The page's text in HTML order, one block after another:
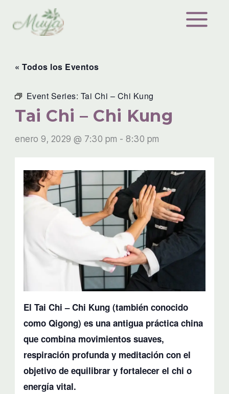
contenido
« Todos los Eventos
Event Series: Tai Chi – Chi Kung
Tai Chi – Chi Kung
enero 9, 2029 @ 7:30 pm -8:30 pm
El Tai Chi – Chi Kung (también conocido
como Qigong) es una antigua práctica china
que combina movimientos suaves,
respiración profunda y meditación con el
objetivo de equilibrar y fortalecer el chi o
energía vital.